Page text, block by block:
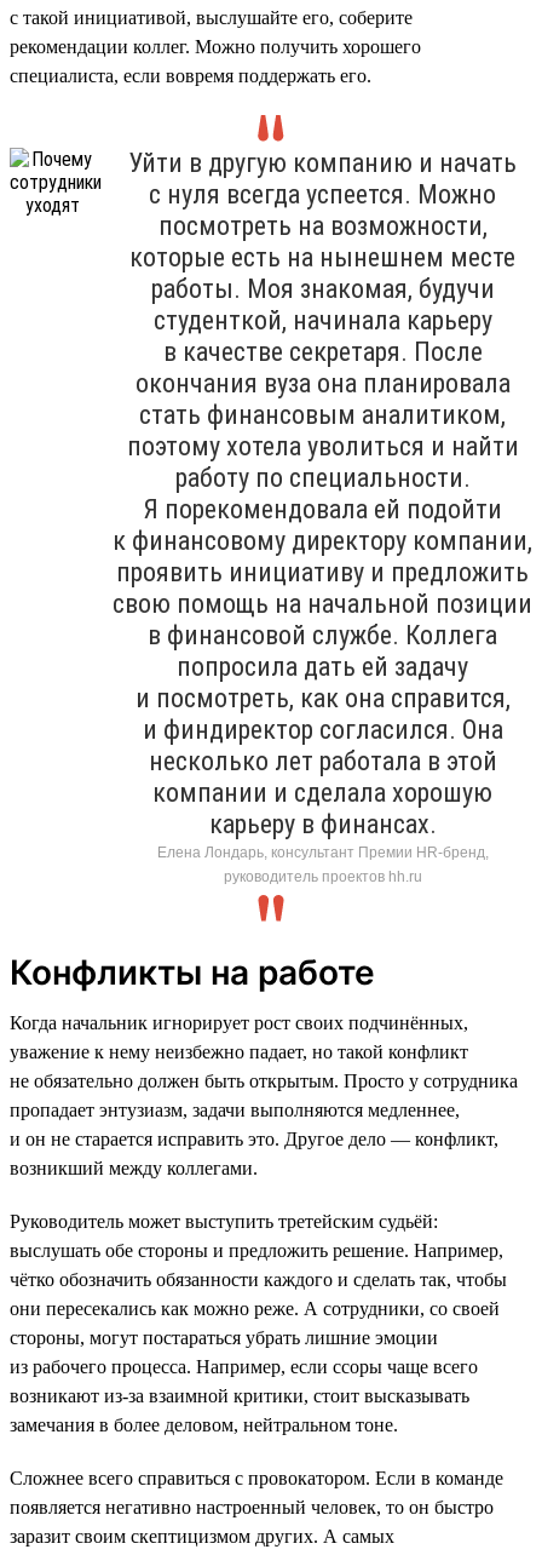
с такой инициативой, выслушайте его, соберите
рекомендации коллег. Можно получить хорошего
специалиста, если вовремя поддержать его.
Уйти в другую компанию и начать
с нуля всегда успеется. Можно
посмотреть на возможности,
которые есть на нынешнем месте
работы. Моя знакомая, будучи
студенткой, начинала карьеру
в качестве секретаря. После
окончания вуза она планировала
стать финансовым аналитиком,
поэтому хотела уволиться и найти
работу по специальности.
Я порекомендовала ей подойти
к финансовому директору компании,
проявить инициативу и предложить
свою помощь на начальной позиции
в финансовой службе. Коллега
попросила дать ей задачу
и посмотреть, как она справится,
и финдиректор согласился. Она
несколько лет работала в этой
компании и сделала хорошую
карьеру в финансах.
Елена Лондарь, консультант Премии HR-бренд,
руководитель проектов hh.ru
Конфликты на работе
Когда начальник игнорирует рост своих подчинённых,
уважение к нему неизбежно падает, но такой конфликт
не обязательно должен быть открытым. Просто у сотрудника
пропадает энтузиазм, задачи выполняются медленнее,
и он не старается исправить это. Другое дело — конфликт,
возникший между коллегами.
Руководитель может выступить третейским судьёй:
выслушать обе стороны и предложить решение. Например,
чётко обозначить обязанности каждого и сделать так, чтобы
они пересекались как можно реже. А сотрудники, со своей
стороны, могут постараться убрать лишние эмоции
из рабочего процесса. Например, если ссоры чаще всего
возникают из-за взаимной критики, стоит высказывать
замечания в более деловом, нейтральном тоне.
Сложнее всего справиться с провокатором. Если в команде
появляется негативно настроенный человек, то он быстро
заразит своим скептицизмом других. А самых